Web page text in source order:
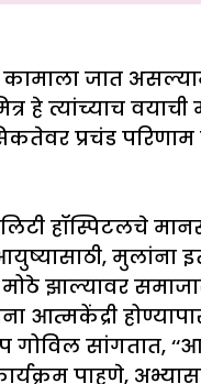
जात
हे त्यांच्याच
प्रचंड
हॉस्पिटलचे
मुलांना
झाल्यावर
आत्मकेंद्री
गोविल सांगतात,
पाहणे,